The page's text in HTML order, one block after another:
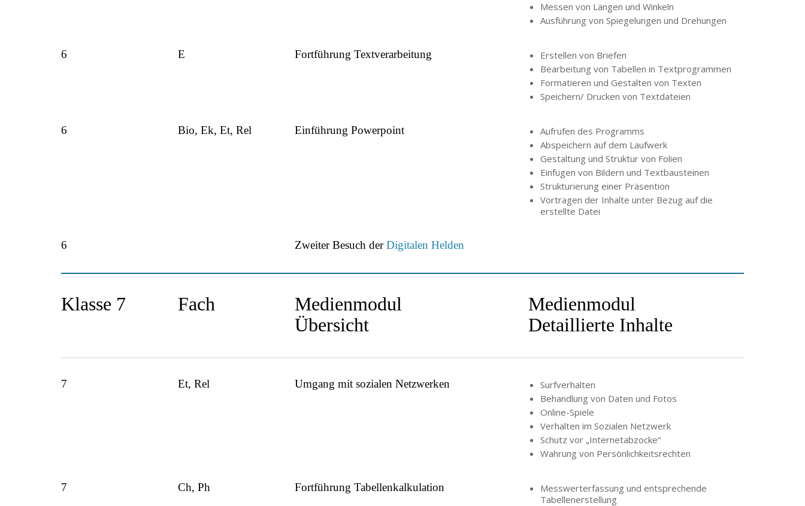
Messen von Längen und Winkeln
Ausführung von Spiegelungen und Drehungen
6 E Fortführung Textverarbeitung
Erstellen von Briefen
Bearbeitung von Tabellen in Textprogrammen
Formatieren und Gestalten von Texten
Speichern/ Drucken von Textdateien
6 Bio, Ek, Et, Rel Einführung Powerpoint
Aufrufen des Programms
Abspeichern auf dem Laufwerk
Gestaltung und Struktur von Folien
Einfügen von Bildern und Textbausteinen
Strukturierung einer Präsention
Vortragen der Inhalte unter Bezug auf die
erstellte Datei
6 Zweiter Besuch derDigitalen Helden
Klasse 7 Fach
Medienmodul
Übersicht
Medienmodul
Detaillierte Inhalte
7 Et, Rel Umgang mit sozialen Netzwerken
Surfverhalten
Behandlung von Daten und Fotos
Online-Spiele
Verhalten im Sozialen Netzwerk
Schutz vor „Internetabzocke“
Wahrung von Persönlichkeitsrechten
7 Ch, Ph Fortführung Tabellenkalkulation
Messwerterfassung und entsprechende
Tabellenerstellung